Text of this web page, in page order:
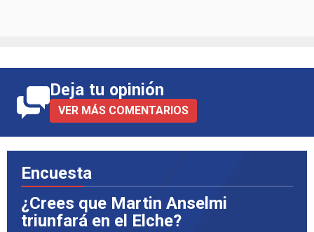
Deja tu opinión
VER MÁS COMENTARIOS
Encuesta
¿Crees que Martin Anselmi
triunfará en el Elche?